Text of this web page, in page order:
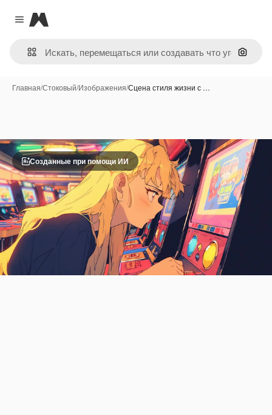
Close menu
Magnific
Поиск
Главная/Стоковый/Изображения/Сцена стиля жизни с …
Созданные при помощи ИИ